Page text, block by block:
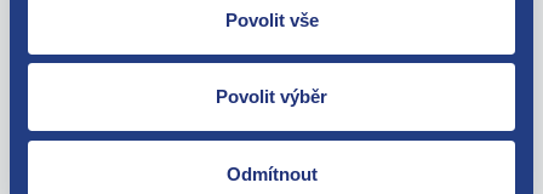
Povolit vše
Povolit výběr
Odmítnout
zakoupení. Nebo vám pošleme náhradu.